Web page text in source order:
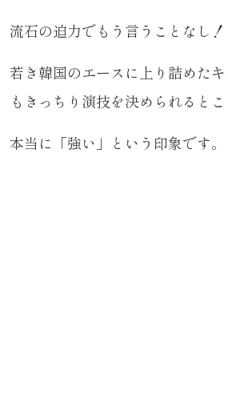
流石の迫力でもう言うことなし！
若き韓国のエースに上り詰めた
もきっちり演技を決められると
本当に「強い」という印象です。